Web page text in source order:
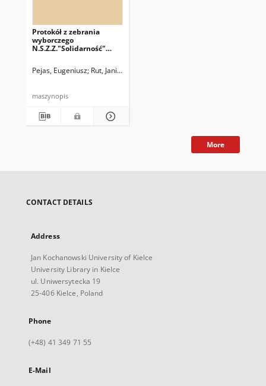
Protokół z zebrania
wyborczego
N.S.Z.Z."Solidarność"
Zakładzie Metalowym w
Pejas, Eugeniusz Rut, Janina
maszynopis
More
CONTACT DETAILS
Address
Jan Kochanowski University of Kielce
University Library in Kielce
ul. Uniwersytecka 19
25-406 Kielce, Poland
Phone
(+48) 41 349 71 55
E-Mail